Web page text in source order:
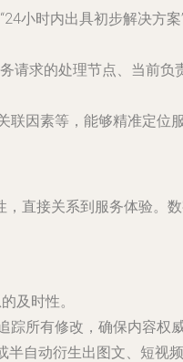
小时内出具初步解决方
请求的处理节点、当前负
联因素等，能够精准定位
直接关系到服务体验。
及时性。
所有修改，确保内容权威
半自动衍生出图文、短视